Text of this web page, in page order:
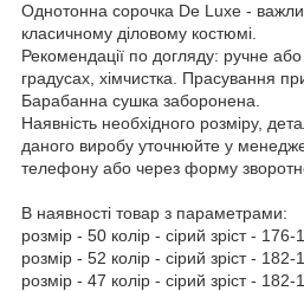
Однотонна сорочка De Luxe -
класичному діловому костюмі.
Рекомендації по догляду: ручне
градусах, хімчистка. Прасування
Барабанна сушка заборонена.
Наявність необхідного розміру,
даного виробу уточнюйте у
телефону або через форму
В наявності товар з параметрами:
розмір - 50 колір - сірий зріст - 176-
розмір - 52 колір - сірий зріст - 182-
розмір - 47 колір - сірий зріст - 182-